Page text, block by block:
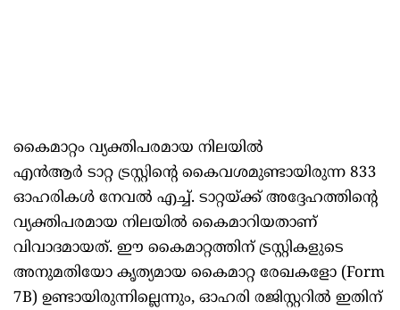
കൈമാറ്റം വ്യക്തിപരമായ നിലയിൽ
എൻആർ ടാറ്റ ട്രസ്റ്റിന്റെ കൈവശമുണ്ടായിരുന്ന 833
ഓഹരികൾ നേവൽ എച്ച്. ടാറ്റയ്ക്ക് അദ്ദേഹത്തിന്റെ
വ്യക്തിപരമായ നിലയിൽ കൈമാറിയതാണ്
വിവാദമായത്. ഈ കൈമാറ്റത്തിന് ട്രസ്റ്റികളുടെ
അനുമതിയോ കൃത്യമായ കൈമാറ്റ രേഖകളോ (Form
7B) ഉണ്ടായിരുന്നില്ലെന്നും, ഓഹരി രജിസ്റ്ററിൽ ഇതിന്